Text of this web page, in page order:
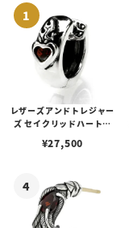
レザーズアンドトレジャー
ズ セイクリッドハートピ
¥27,500